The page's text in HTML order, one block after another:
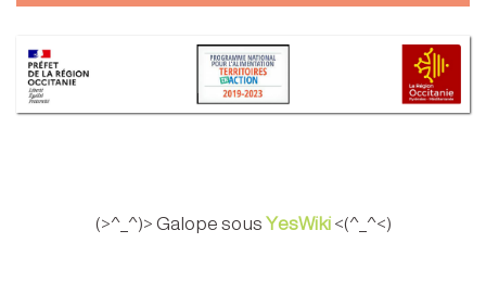
(>^_^)> Galope sous YesWiki<(^_^<)